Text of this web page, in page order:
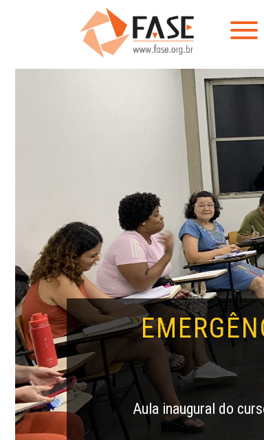
Aula inaugural do